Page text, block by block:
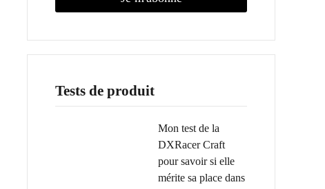
Tests de produit
Mon test de la
DXRacer Craft
pour savoir si elle
mérite sa place dans